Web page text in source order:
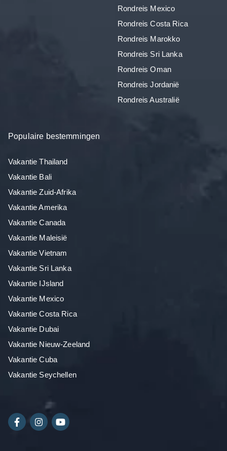
Rondreis Mexico
Rondreis Costa Rica
Rondreis Marokko
Rondreis Sri Lanka
Rondreis Oman
Rondreis Jordanië
Rondreis Australië
Populaire bestemmingen
Vakantie Thailand
Vakantie Bali
Vakantie Zuid-Afrika
Vakantie Amerika
Vakantie Canada
Vakantie Maleisië
Vakantie Vietnam
Vakantie Sri Lanka
Vakantie IJsland
Vakantie Mexico
Vakantie Costa Rica
Vakantie Dubai
Vakantie Nieuw-Zeeland
Vakantie Cuba
Vakantie Seychellen